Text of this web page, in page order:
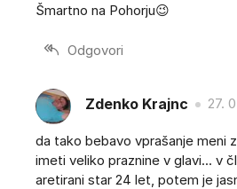
Šmartno na Pohorju😉
Odgovori
Zdenko Krajnc 27.
da tako bebavo vprašanje meni
imeti veliko praznine v glavi... v
aretirani star 24 let, potem je